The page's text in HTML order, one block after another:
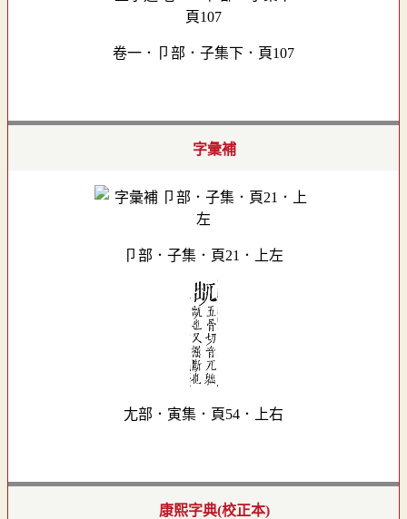
卷一．卩部．子集下．頁107
字彙補
卩部．子集．頁21．上左
尢部．寅集．頁54．上右
康熙字典(校正本)